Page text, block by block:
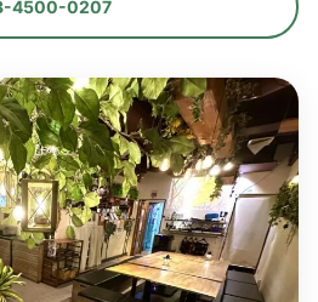
4500-0207